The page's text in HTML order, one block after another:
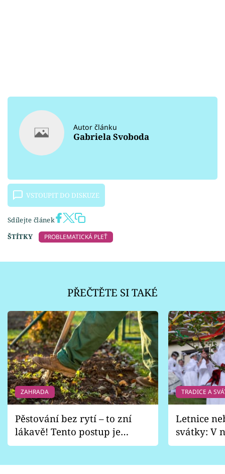
Autor článku
Gabriela Svoboda
VSTOUPIT DO DISKUZE
Sdílejte článek
ŠTÍTKY
PROBLEMATICKÁ PLEŤ
PŘEČTĚTE SI TAKÉ
ZAHRADA
Pěstování bez rytí – to zní
lákavě! Tento postup je
vhodný jen pro některé
TRADICE A
Letnice
svátky: V
pondělí